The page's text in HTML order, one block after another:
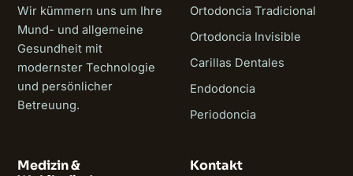
Wir kümmern uns um Ihre
Mund- und allgemeine
Gesundheit mit
modernster Technologie
und persönlicher
Betreuung.
Ortodoncia Tradicional
Ortodoncia Invisible
Carillas Dentales
Endodoncia
Periodoncia
Medizin &
Kontakt